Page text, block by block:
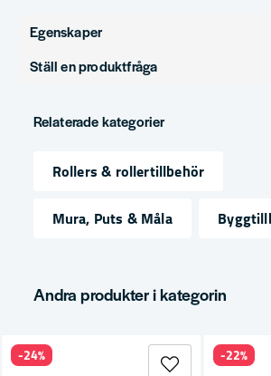
Egenskaper
Produkttyp
Ställ en produktfråga
Fråga oss något om denna produkten...
Namn
Ja, ni får publicera min fråga
Relaterade kategorier
Rollers & rollertillbehör
Mura, Puts & Måla
Andra produkter i kategorin
-24% -22%